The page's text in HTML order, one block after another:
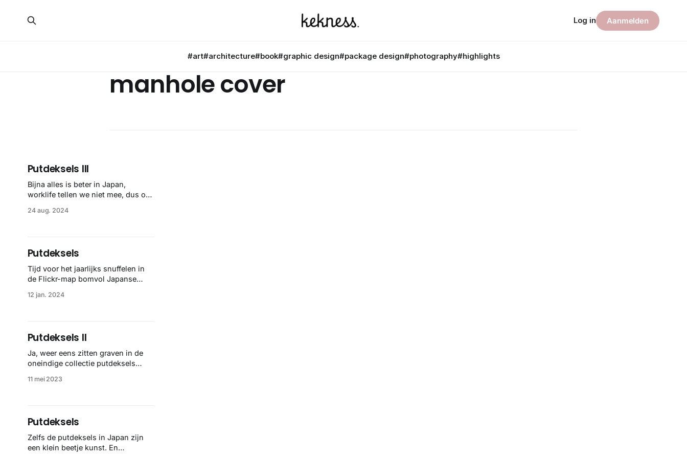
#art#architecture#book#graphic design#package design#photography#highlights
Log in Aanmelden
manhole cover
Putdeksels III
Bijna alles is beter in Japan,
worklife tellen we niet mee, dus ook
zo nu en dan in de collectie van
Odawara. So pwetty, dus
24 aug. 2024
Putdeksels
Tijd voor het jaarlijks snuffelen in
de Flickr-map bomvol Japanse
blijven toch fantastisch.
12 jan. 2024
Putdeksels II
Ja, weer eens zitten graven in de
oneindige collectie putdeksels
en standaard klik momentje when
11 mei 2023
Putdeksels
Zelfs de putdeksels in Japan zijn
een klein beetje kunst. En